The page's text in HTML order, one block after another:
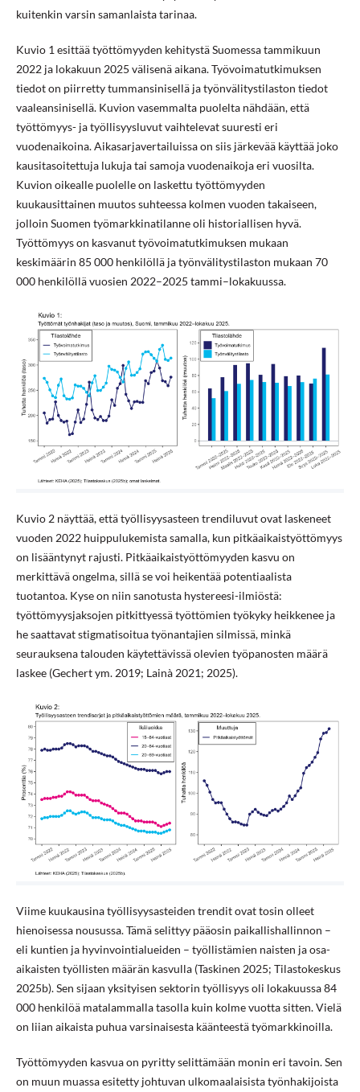
kuitenkin varsin samanlaista tarinaa.
Kuvio 1 esittää työttömyyden kehitystä Suomessa tammikuun
2022 ja lokakuun 2025 välisenä aikana. Työvoimatutkimuksen
tiedot on piirretty tummansinisellä ja työnvälitystilaston tiedot
vaaleansinisellä. Kuvion vasemmalta puolelta nähdään, että
työttömyys- ja työllisyysluvut vaihtelevat suuresti eri
vuodenaikoina. Aikasarjavertailuissa on siis järkevää käyttää joko
kausitasoitettuja lukuja tai samoja vuodenaikoja eri vuosilta.
Kuvion oikealle puolelle on laskettu työttömyyden
kuukausittainen muutos suhteessa kolmen vuoden takaiseen,
jolloin Suomen työmarkkinatilanne oli historiallisen hyvä.
Työttömyys on kasvanut työvoimatutkimuksen mukaan
keskimäärin 85 000 henkilöllä ja työnvälitystilaston mukaan 70
000 henkilöllä vuosien 2022–2025 tammi–lokakuussa.
Kuvio 2 näyttää, että työllisyysasteen trendiluvut ovat laskeneet
vuoden 2022 huippulukemista samalla, kun pitkäaikaistyöttömyys
on lisääntynyt rajusti. Pitkäaikaistyöttömyyden kasvu on
merkittävä ongelma, sillä se voi heikentää potentiaalista
tuotantoa. Kyse on niin sanotusta hystereesi-ilmiöstä:
työttömyysjaksojen pitkittyessä työttömien työkyky heikkenee ja
he saattavat stigmatisoitua työnantajien silmissä, minkä
seurauksena talouden käytettävissä olevien työpanosten määrä
laskee (Gechert ym. 2019; Lainà 2021; 2025).
Viime kuukausina työllisyysasteiden trendit ovat tosin olleet
hienoisessa nousussa. Tämä selittyy pääosin paikallishallinnon –
eli kuntien ja hyvinvointialueiden – työllistämien naisten ja osa-
aikaisten työllisten määrän kasvulla (Taskinen 2025; Tilastokeskus
2025b). Sen sijaan yksityisen sektorin työllisyys oli lokakuussa 84
000 henkilöä matalammalla tasolla kuin kolme vuotta sitten. Vielä
on liian aikaista puhua varsinaisesta käänteestä työmarkkinoilla.
Työttömyyden kasvua on pyritty selittämään monin eri tavoin. Sen
on muun muassa esitetty johtuvan ulkomaalaisista työnhakijoista